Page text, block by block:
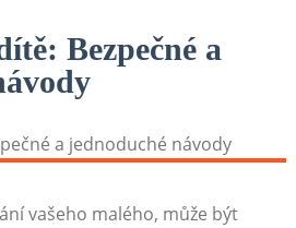
Bezpečné a
vašeho malého, může být